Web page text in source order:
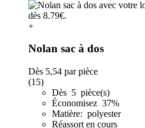
+
Nolan sac à dos
Dès 5,54 par pièce
(15)
Dès 5 pièce(s)
Économisez 37%
Matière: polyester
Réassort en cours